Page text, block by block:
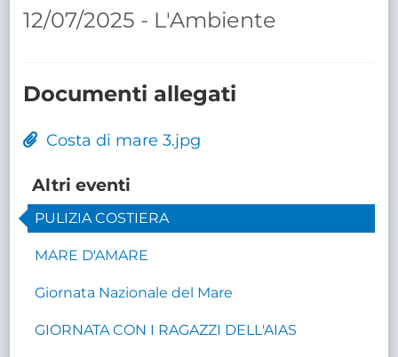
12/07/2025 - L'Ambiente
Documenti allegati
Costa di mare 3.jpg
Altri eventi
PULIZIA COSTIERA
MARE D'AMARE
Giornata Nazionale del Mare
GIORNATA CON I RAGAZZI DELL'AIAS